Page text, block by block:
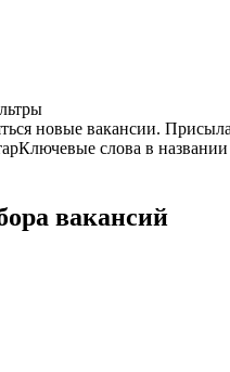
новые вакансии.
Ключевые слова в
вакансий